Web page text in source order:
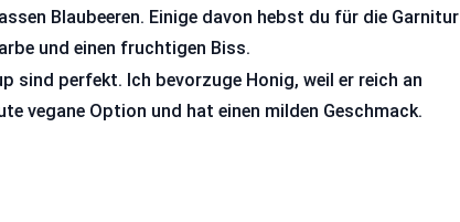
Blaubeeren. Einige davon hebst du für die Garnitur
und einen fruchtigen Biss.
sind perfekt. Ich bevorzuge Honig, weil er reich an
vegane Option und hat einen milden Geschmack.